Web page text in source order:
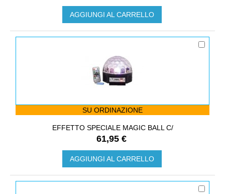
AGGIUNGI AL CARRELLO
SU ORDINAZIONE
EFFETTO SPECIALE MAGIC BALL C/
61,95 €
AGGIUNGI AL CARRELLO